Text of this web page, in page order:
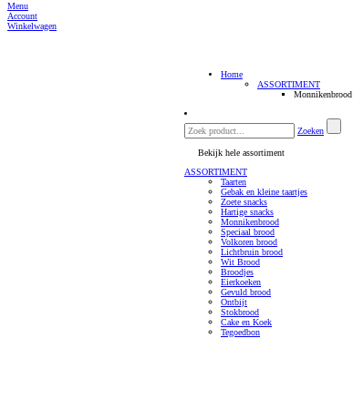
Menu
Account
Winkelwagen
Home
ASSORTIMENT
Monnikenbrood
Zoeken
Bekijk hele assortiment
ASSORTIMENT
Taarten
Gebak en kleine taartjes
Zoete snacks
Hartige snacks
Monnikenbrood
Speciaal brood
Volkoren brood
Lichtbruin brood
Wit Brood
Broodjes
Eierkoeken
Gevuld brood
Ontbijt
Stokbrood
Cake en Koek
Tegoedbon